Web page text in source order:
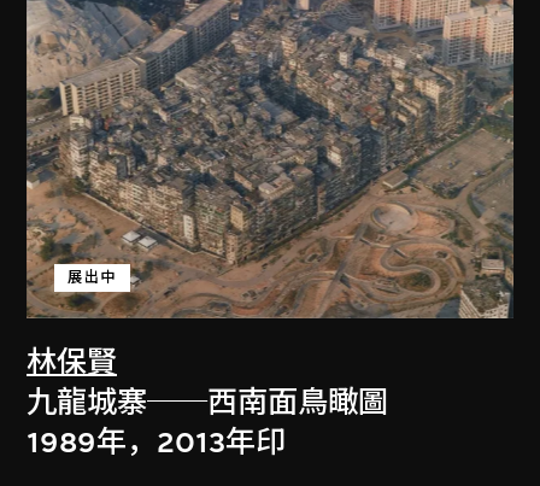
林保賢
展出中
九龍城寨──西南面鳥瞰圖
1989年，2013年印